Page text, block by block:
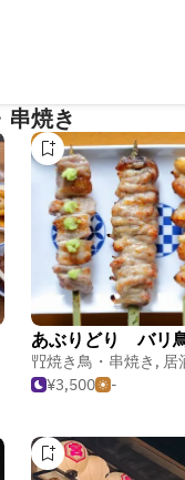
会食向きの個室もご用意
串焼き
あぶりどり バリ
焼き鳥・串焼き , 居
¥3,500
-